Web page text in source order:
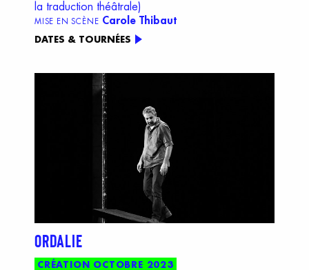
la traduction théâtrale)
MISE EN SCÈNE Carole Thibaut
DATES & TOURNÉES
ORDALIE
CRÉATION OCTOBRE 2023